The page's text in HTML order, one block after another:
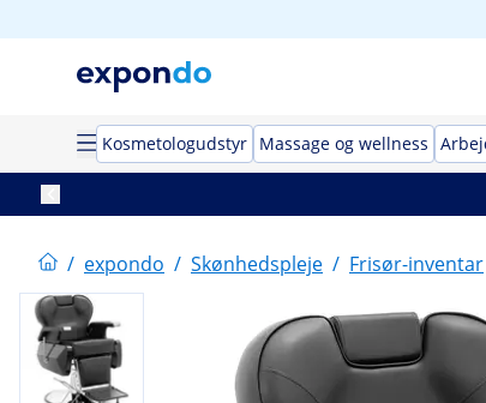
Kosmetologudstyr Massage og wellness
/ expondo / Skønhedspleje / Frisør-inventar